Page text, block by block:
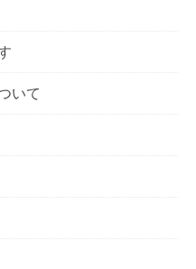
いて